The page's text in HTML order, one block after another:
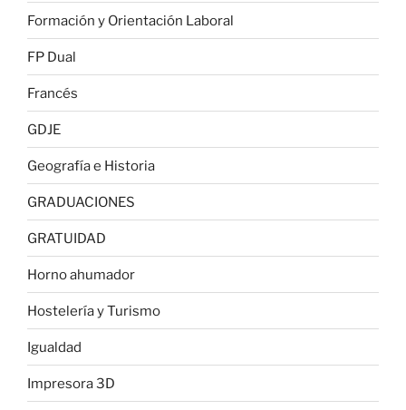
Formación y Orientación Laboral
FP Dual
Francés
GDJE
Geografía e Historia
GRADUACIONES
GRATUIDAD
Horno ahumador
Hostelería y Turismo
Igualdad
Impresora 3D